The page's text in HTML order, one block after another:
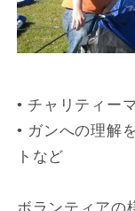
• チャリティー
• ガンへの理解
トなど
ボランティアの